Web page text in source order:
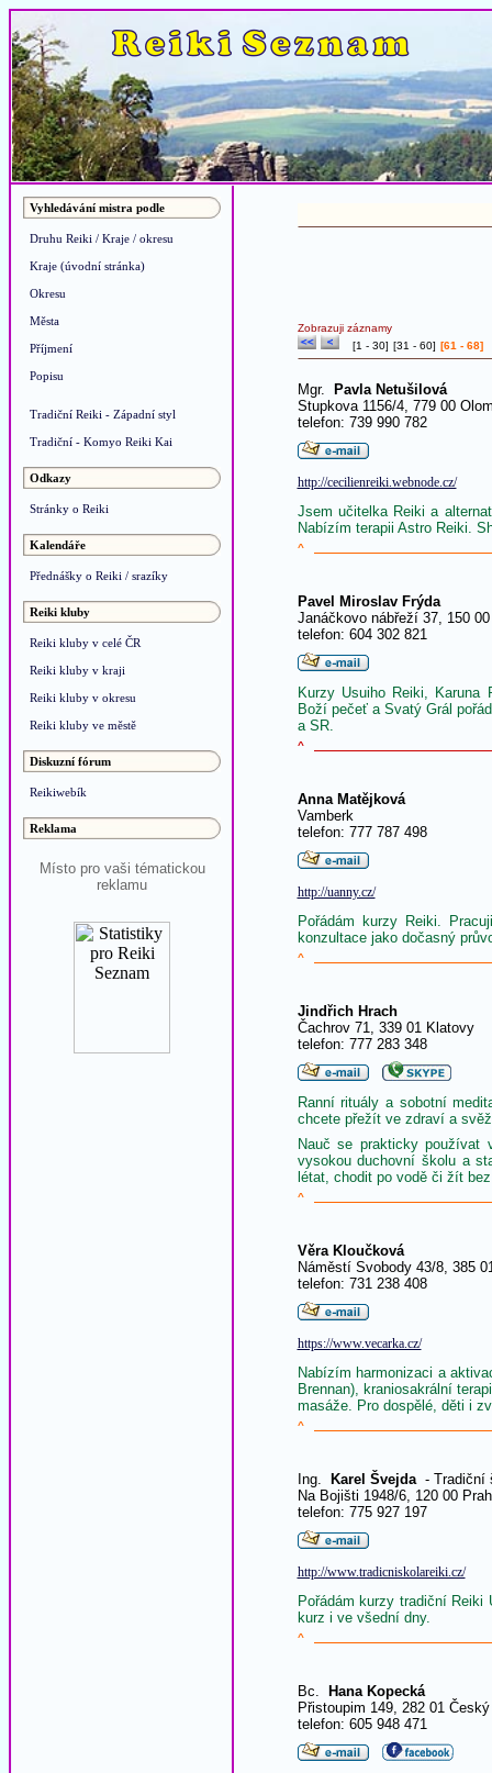
Vyhledávání mistra podle
Druhu Reiki / Kraje / okresu
Kraje (úvodní stránka)
Okresu
Města
Příjmení
Popisu
Tradiční Reiki - Západní styl
Tradiční - Komyo Reiki Kai
Odkazy
Stránky o Reiki
Kalendáře
Přednášky o Reiki / srazíky
Reiki kluby
Reiki kluby v celé ČR
Reiki kluby v kraji
Reiki kluby v okresu
Reiki kluby ve městě
Diskuzní fórum
Reikiwebík
Reklama
Místo pro vaši tématickou
reklamu
Zobrazuji záznamy
[1 - 30] [31 - 60] [61 - 68]
Mgr.
Pavla Netušilová
Stupkova 1156/4, 779 00
telefon: 739 990 782
http://cecilienreiki.webnode.cz/
Jsem učitelka Reiki a
Nabízím terapii Astro Reiki.
^
Pavel Miroslav Frýda
Janáčkovo nábřeží 37, 150
telefon: 604 302 821
Kurzy Usuiho Reiki, Karuna
Boží pečeť a Svatý Grál
a SR.
^
Anna Matějková
Vamberk
telefon: 777 787 498
http://uanny.cz/
Pořádám kurzy Reiki.
konzultace jako dočasný
^
Jindřich Hrach
Čachrov 71, 339 01 Klatovy
telefon: 777 283 348
Ranní rituály a sobotní
chcete přežít ve zdraví a
Nauč se prakticky
vysokou duchovní školu a
létat, chodit po vodě či žít
^
Věra Kloučková
Náměstí Svobody 43/8, 385
telefon: 731 238 408
https://www.vecarka.cz/
Nabízím harmonizaci a
Brennan), kraniosakrální
masáže. Pro dospělé, děti i
^
Ing. Karel Švejda- Tradiční
Na Bojišti 1948/6, 120 00
telefon: 775 927 197
http://www.tradicniskolareiki.cz/
Pořádám kurzy tradiční
kurz i ve všední dny.
^
Bc.
Hana Kopecká
Přistoupim 149, 282 01
telefon: 605 948 471